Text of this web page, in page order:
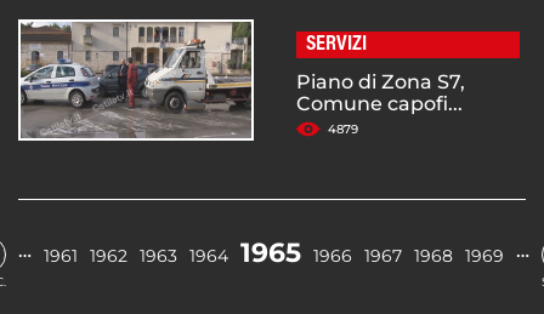
SERVIZI
Piano di Zona S7,
Comune capofi...
4879
… 1961 1962 1963 1964 1965 1966 1967 1968 1969 …